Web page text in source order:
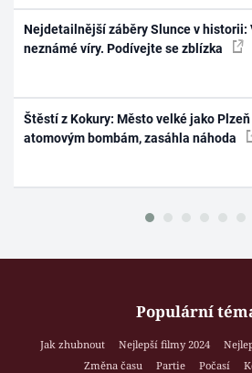
Nejdetailnější záběry Slunce v historii:
neznámé víry. Podívejte se zblízka
Štěstí z Kokury: Město velké jako
atomovým bombám, zasáhla náhoda
Populární
Jak zhubnout Nejlepší filmy 2024
Změna času
Partie Počasí